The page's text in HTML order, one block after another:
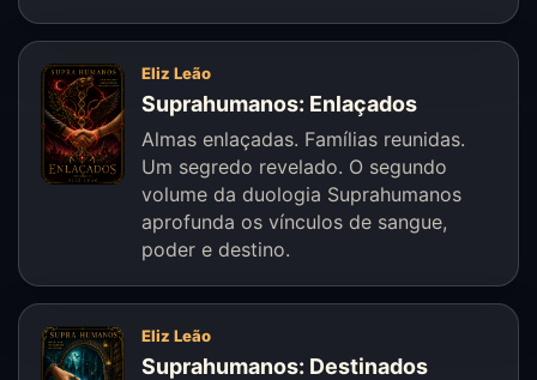
Eliz Leão
Suprahumanos: Enlaçados
Almas enlaçadas. Famílias reunidas.
Um segredo revelado. O segundo
volume da duologia Suprahumanos
aprofunda os vínculos de sangue,
poder e destino.
Eliz Leão
Suprahumanos: Destinados